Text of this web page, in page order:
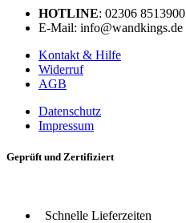
HOTLINE: 02306 8513900
E-Mail: info@wandkings.de
Kontakt & Hilfe
Widerruf
AGB
Datenschutz
Impressum
Geprüft und Zertifiziert
Schnelle Lieferzeiten